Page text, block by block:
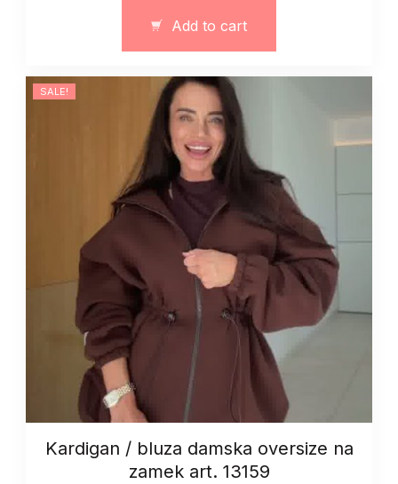
kieszeniami
art.
13369
quantity
Add to cart
SALE!
Kardigan / bluza damska oversize na
zamek art. 13159